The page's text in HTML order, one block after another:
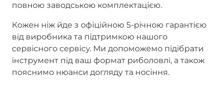
повною заводською комплектацією.
Кожен ніж йде з офіційною 5-річною гарантією
від виробника та підтримкою нашого
сервісного сервісу. Ми допоможемо підібрати
інструмент під ваш формат риболовлі, а також
пояснимо нюанси догляду та носіння.